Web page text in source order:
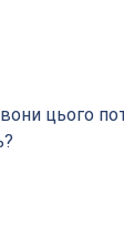
цього